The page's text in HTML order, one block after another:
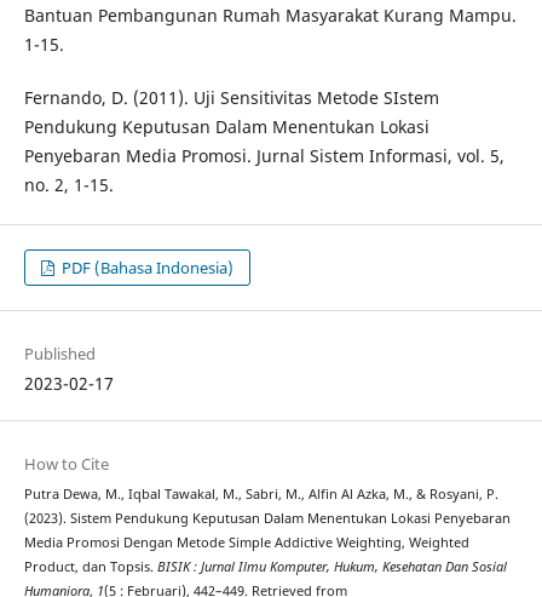
Bantuan Pembangunan Rumah Masyarakat Kurang Mampu.
1-15.
Fernando, D. (2011). Uji Sensitivitas Metode SIstem
Pendukung Keputusan Dalam Menentukan Lokasi
Penyebaran Media Promosi. Jurnal Sistem Informasi, vol. 5,
no. 2, 1-15.
PDF (Bahasa Indonesia)
Published
2023-02-17
How to Cite
Putra Dewa, M., Iqbal Tawakal, M., Sabri, M., Alfin Al Azka, M., & Rosyani, P.
(2023). Sistem Pendukung Keputusan Dalam Menentukan Lokasi Penyebaran
Media Promosi Dengan Metode Simple Addictive Weighting, Weighted
Product, dan Topsis. BISIK : Jurnal Ilmu Komputer, Hukum, Kesehatan Dan Sosial
Humaniora, 1(5 : Februari), 442–449. Retrieved from